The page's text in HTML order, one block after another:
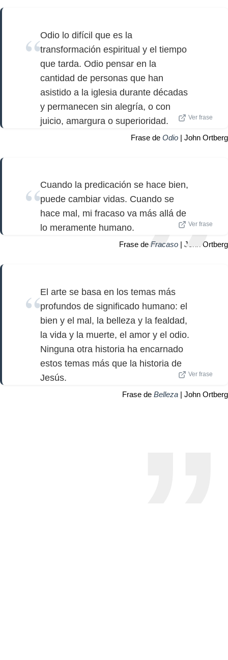
Odio lo difícil que es la
transformación espiritual y el tiempo
que tarda. Odio pensar en la
cantidad de personas que han
asistido a la iglesia durante décadas
y permanecen sin alegría, o con
juicio, amargura o superioridad.
Ver frase
Frase de Odio | John Ortberg
Cuando la predicación se hace bien,
puede cambiar vidas. Cuando se
hace mal, mi fracaso va más allá de
lo meramente humano.
Ver frase
Frase de Fracaso | John Ortberg
El arte se basa en los temas más
profundos de significado humano: el
bien y el mal, la belleza y la fealdad,
la vida y la muerte, el amor y el odio.
Ninguna otra historia ha encarnado
estos temas más que la historia de
Jesús.
Ver frase
Frase de Belleza | John Ortberg